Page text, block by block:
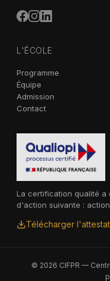
L'ÉCOLE
Programme
Équipe
Admission
Contact
La certification qualité a
d'action suivante :
Télécharger
© 2026 CIFPR —